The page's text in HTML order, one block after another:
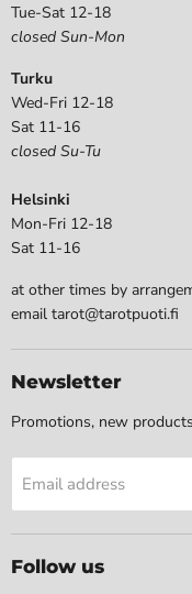
Tue-Sat 12-18
closed Sun-Mon
Turku
Wed-Fri 12-18
Sat 11-16
closed Su-Tu
Helsinki
Mon-Fri 12-18
Sat 11-16
at other times by
email tarot@tarotpuoti.fi
Newsletter
Promotions, new
Email address
Follow us